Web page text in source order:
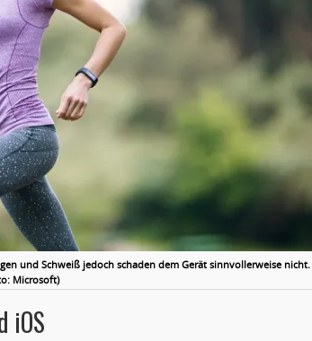
und Schweiß jedoch schaden dem Gerät sinnvollerweise nicht.
Microsoft)
iOS